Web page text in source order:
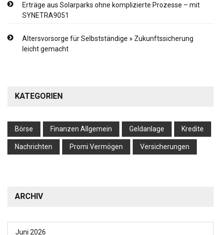
Erträge aus Solarparks ohne komplizierte Prozesse – mit
SYNETRA9051
Altersvorsorge für Selbstständige » Zukunftssicherung
leicht gemacht
KATEGORIEN
Börse Finanzen Allgemein Geldanlage Kredite
Nachrichten Promi Vermögen Versicherungen
ARCHIV
Juni 2026